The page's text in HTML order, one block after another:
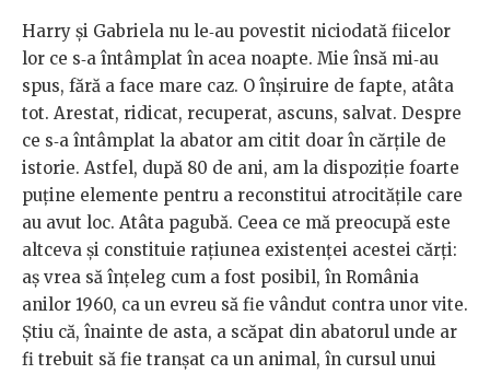
Harry și Gabriela nu le‑au povestit niciodată fiicelor
lor ce s‑a întâmplat în acea noapte. Mie însă mi‑au
spus, fără a face mare caz. O înșiruire de fapte, atâta
tot. Arestat, ridicat, recuperat, ascuns, salvat. Despre
ce s‑a întâmplat la abator am citit doar în cărțile de
istorie. Astfel, după 80 de ani, am la dispoziție foarte
puține elemente pentru a reconstitui atrocitățile care
au avut loc. Atâta pagubă. Ceea ce mă preocupă este
altceva și constituie rațiunea existenței acestei cărți:
aș vrea să înțeleg cum a fost posibil, în România
anilor 1960, ca un evreu să fie vândut contra unor vite.
Știu că, înainte de asta, a scăpat din abatorul unde ar
fi trebuit să fie tranșat ca un animal, în cursul unui